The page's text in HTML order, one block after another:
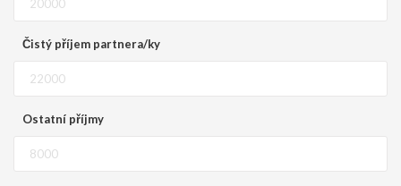
Čistý příjem partnera/ky
Ostatní příjmy